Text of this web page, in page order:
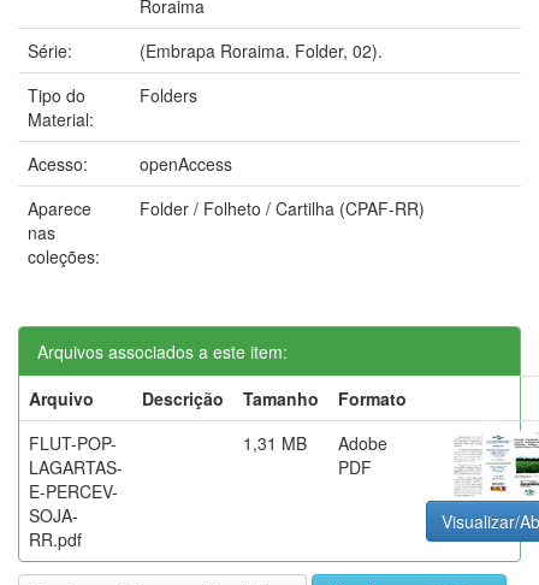
Roraima
Série:
(Embrapa Roraima. Folder, 02).
Tipo do
Material:
Folders
Acesso:
openAccess
Aparece
nas
coleções:
Folder / Folheto / Cartilha (CPAF-RR)
Arquivos associados a este item:
Arquivo
Descrição Tamanho
Formato
FLUT-POP-
LAGARTAS-
E-PERCEV-
SOJA-
RR.pdf
1,31 MB
Adobe
PDF
Visualizar/